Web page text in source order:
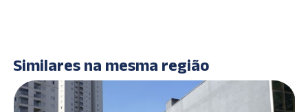
Similares na mesma região